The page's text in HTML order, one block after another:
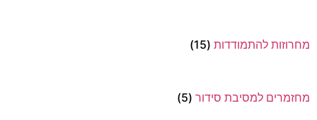
מחרוזות להתמודדות (15)
מחזמרים למסיבת סידור (5)